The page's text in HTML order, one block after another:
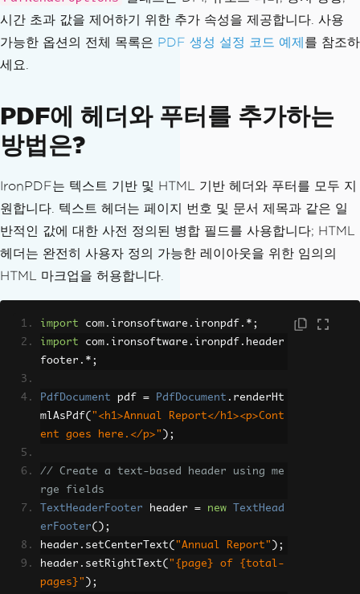
"<h1>Customized PDF</h1>"
    options
);
시간 초과 값을 제어하기 위한 추가 속성을 제공합니다. 사용
가능한 옵션의 전체 목록은 PDF 생성 설정 코드 예제 를 참조하
세요.
PDF에 헤더와 푸터를 추가하는
방법은?
IronPDF는 텍스트 기반 및 HTML 기반 헤더와 푸터를 모두 지
원합니다. 텍스트 헤더는 페이지 번호 및 문서 제목과 같은 일
반적인 값에 대한 사전 정의된 병합 필드를 사용합니다; HTML
헤더는 완전히 사용자 정의 가능한 레이아웃을 위한 임의의
HTML 마크업을 허용합니다.
import com . ironsoftware . ironpdf .*;
import com . ironsoftware . ironpdf . header
footer .*;
PdfDocument pdf = PdfDocument . renderHt
mlAsPdf( "<h1>Annual Report</h1><p>Cont
ent goes here.</p>" );
// Create a text-based header using me
rge fields
TextHeaderFooter header = new
TextHead
erFooter();
header . setCenterText( "Annual Report" );
header . setRightText( "{page} of {total-
pages}" );